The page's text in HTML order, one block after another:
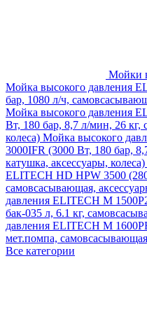
Мойки
Мойка высокого давления
бар, 1080 л/ч,
Мойка высокого давления
Вт, 180 бар, 8,7 л/мин, 26 кг,
колеса) Мойка высокого
3000IFR (3000 Вт, 180 бар,
катушка, аксессуары, колеса)
ELITECH HD HPW 3500
самовсасывающая,
давления ELITECH M
бак-035 л, 6.1 кг,
давления ELITECH М
мет.помпа,
Все категории